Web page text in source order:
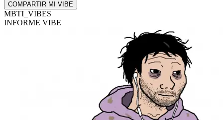
COMPARTIR MI VIBE
MBTI_VIBES
INFORME VIBE